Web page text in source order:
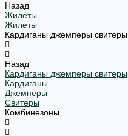
Назад
Жилеты
Жилеты
Кардиганы джемперы свитеры
Назад
Кардиганы джемперы свитеры
Кардиганы
Джемперы
Свитеры
Комбинезоны